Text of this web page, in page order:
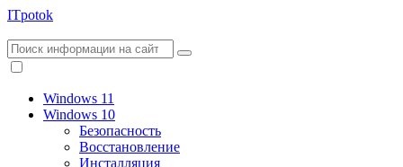
ITpotok
Windows 11
Windows 10
Безопасность
Восстановление
Инсталляция